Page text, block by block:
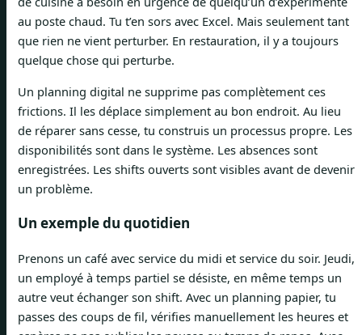
au poste chaud. Tu t’en sors avec Excel. Mais seulement tant
que rien ne vient perturber. En restauration, il y a toujours
quelque chose qui perturbe.
Un planning digital ne supprime pas complètement ces
frictions. Il les déplace simplement au bon endroit. Au lieu
de réparer sans cesse, tu construis un processus propre. Les
disponibilités sont dans le système. Les absences sont
enregistrées. Les shifts ouverts sont visibles avant de devenir
un problème.
Un exemple du quotidien
Prenons un café avec service du midi et service du soir. Jeudi,
un employé à temps partiel se désiste, en même temps un
autre veut échanger son shift. Avec un planning papier, tu
passes des coups de fil, vérifies manuellement les heures et